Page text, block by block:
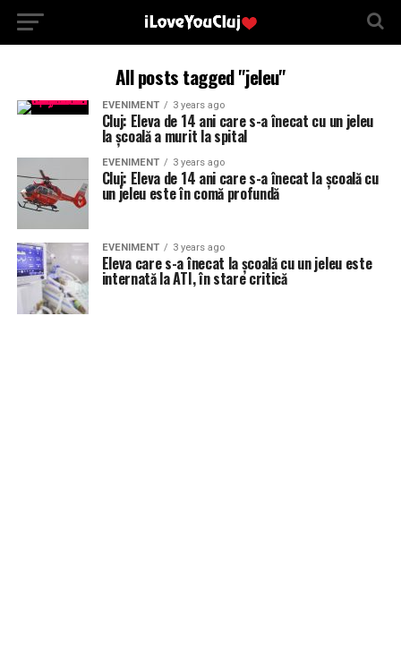
All posts tagged "jeleu"
EVENIMENT 3 years ago
Cluj: Eleva de 14 ani care s-a înecat cu un jeleu
la școală a murit la spital
EVENIMENT 3 years ago
Cluj: Eleva de 14 ani care s-a înecat la școală cu
un jeleu este în comă profundă
EVENIMENT 3 years ago
Eleva care s-a înecat la școală cu un jeleu este
internată la ATI, în stare critică